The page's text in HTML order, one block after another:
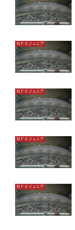
社ＦＣジュニア
社ＦＣジュニア
社ＦＣジュニア
社ＦＣジュニア